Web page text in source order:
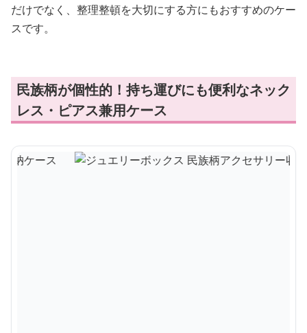
だけでなく、整理整頓を大切にする方にもおすすめのケー
スです。
民族柄が個性的！持ち運びにも便利なネック
レス・ピアス兼用ケース